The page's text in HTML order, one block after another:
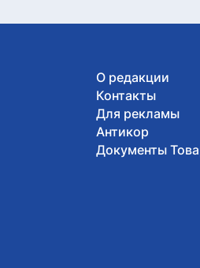
О редакции
Контакты
Для рекламы
Антикор
Документы